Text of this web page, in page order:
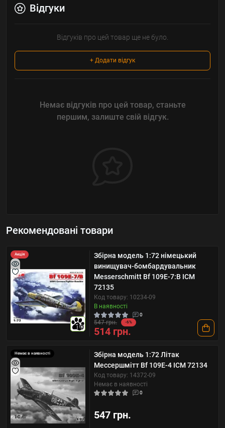
Відгуки
Відгуків про цей товар ще не було.
+ Додати відгук
Немає відгуків про цей товар, станьте
першим, залиште свій відгук.
Рекомендовані товари
Акція
10
Збірна модель 1:72 німецький
винищувач-бомбардувальник
Messerschmitt Bf 109E-7:B ICM
72135
Код товару: 10234-09
В наявності
0
547 грн. -6%
514 грн.
Немає в наявності
Збірна модель 1:72 Літак
Мессершмітт Bf 109E-4 ICM 72134
Код товару: 14372-09
Немає в наявності
0
547 грн.